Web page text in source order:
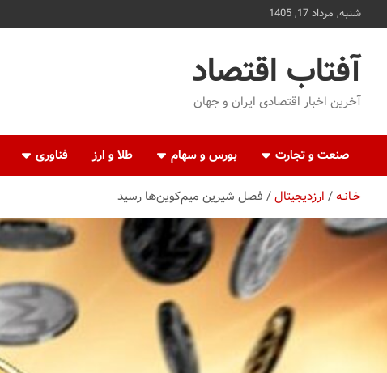
محتوا
شنبه, مرداد 17, 1405
آفتاب اقتصاد
آخرین اخبار اقتصادی ایران و جهان
صنعت و تجارت بورس و سهام طلا و ارز فناوری
خـانـه ارزدیجیتال فصل شیرین میم‌کوین‌ها رسید